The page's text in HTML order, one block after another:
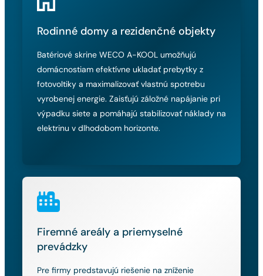
Rodinné domy a rezidenčné objekty
Batériové skrine WECO A-KOOL umožňujú
domácnostiam efektívne ukladať prebytky z
fotovoltiky a maximalizovať vlastnú spotrebu
vyrobenej energie. Zaisťujú záložné napájanie pri
výpadku siete a pomáhajú stabilizovať náklady na
elektrinu v dlhodobom horizonte.
Firemné areály a priemyselné
prevádzky
Pre firmy predstavujú riešenie na zníženie